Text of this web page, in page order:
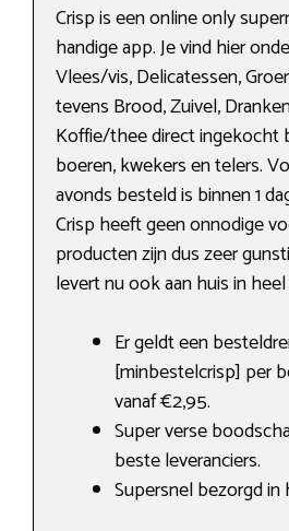
Crisp is een online only
handige app. Je vind hier
Vlees/vis, Delicatessen,
tevens Brood, Zuivel,
Koffie/thee direct ingekocht
boeren, kwekers en telers.
avonds besteld is binnen 1
Crisp heeft geen onnodige
producten zijn dus zeer
levert nu ook aan huis in
Er geldt een
[minbestelcrisp] per
vanaf €2,95.
Super verse
beste leveranciers.
Supersnel bezorgd in